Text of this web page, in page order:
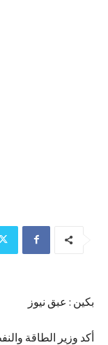
بكين : عبق نيوز
أكد وزير الطاقة